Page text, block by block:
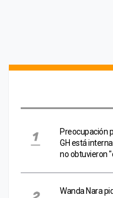
Preocupación
GH está
no obtuvieron
Wanda Nara